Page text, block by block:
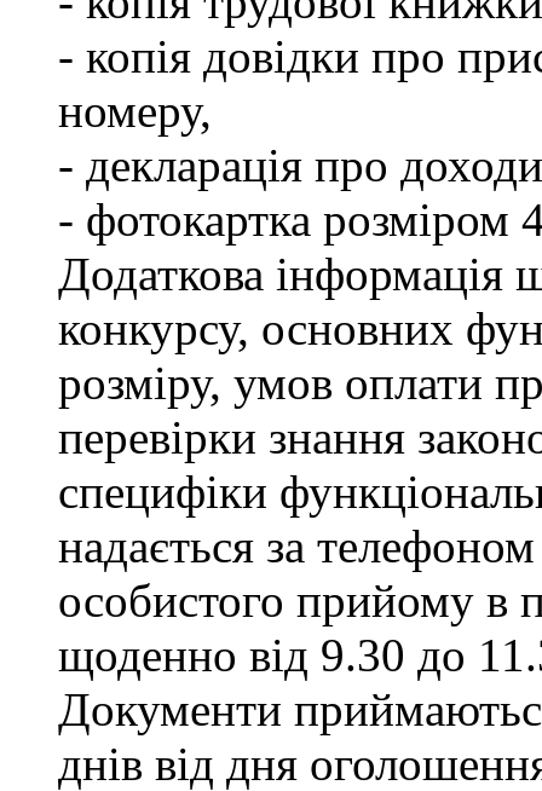
- копія довідки про
номеру,
- декларація про
- фотокартка розміром
Додаткова інформація
конкурсу, основних
розміру, умов оплати
перевірки знання
специфіки
надається за
особистого прийому в
щоденно від 9.30 до
Документи
днів від дня